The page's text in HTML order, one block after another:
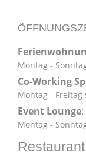
Montag -
Co-Working
Montag - Freitag
Event Lounge:
Montag -